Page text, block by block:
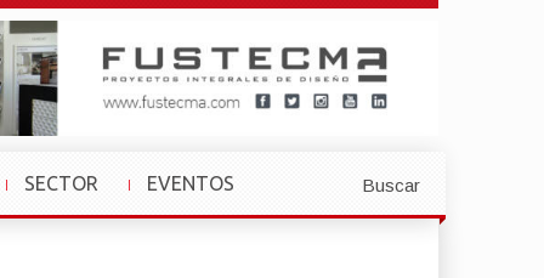
SECTOR
»
EVENTOS
»
Buscar